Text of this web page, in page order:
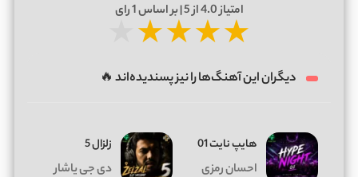
امتیاز4.0از 5 | بر اساس 1رای
★★★★
دیگران این آهنگ‌ها را نیز پسندیده‌اند 🔥
هایپ نایت 01
احسان رمزی
زلزال 5
دی جی یاشار